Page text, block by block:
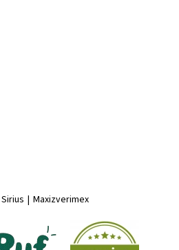
| Maxizverimex